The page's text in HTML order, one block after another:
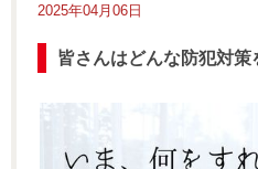
2025年04月06日
皆さんはどんな防犯対策